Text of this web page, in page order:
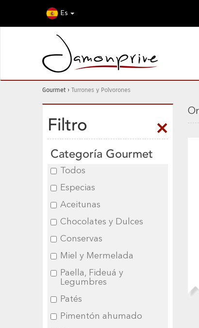
Es
Gourmet › Turrones y Polvorones
Filtro
Categoría Gourmet
Todos
Especias
Aceitunas
Chocolates y Dulces
Conservas
Miel y Mermelada
Paella, Fideuá y
Legumbres
Patés
Pimentón ahumado